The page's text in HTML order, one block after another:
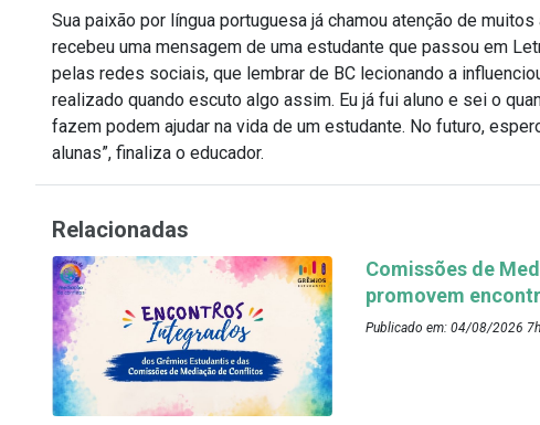
Sua paixão por língua portuguesa já chamou atenção de
recebeu uma mensagem de uma estudante que passou em
pelas redes sociais, que lembrar de BC lecionando a
realizado quando escuto algo assim. Eu já fui aluno e sei o
fazem podem ajudar na vida de um estudante. No futuro,
alunas”, finaliza o educador.
Relacionadas
Comissões de
promovem
Publicado em: 04/08/2026